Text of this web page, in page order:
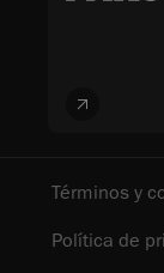
Términos y
Política de